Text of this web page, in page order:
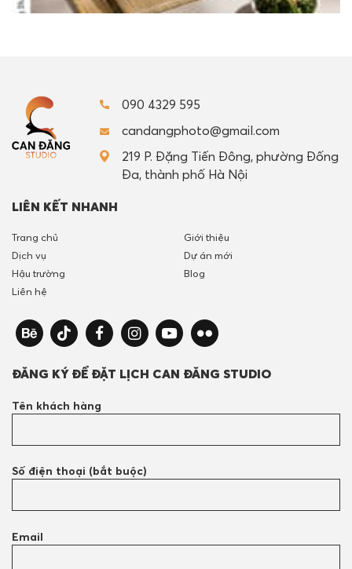
090 4329 595
candangphoto@gmail.com
219 P. Đặng Tiến Đông, phường Đống
Đa, thành phố Hà Nội
LIÊN KẾT NHANH
Trang chủ
Giới thiệu
Dịch vụ
Dự án mới
Hậu trường
Blog
Liên hệ
ĐĂNG KÝ ĐỂ ĐẶT LỊCH CAN ĐĂNG STUDIO
Tên khách hàng
Số điện thoại (bắt buộc)
Email